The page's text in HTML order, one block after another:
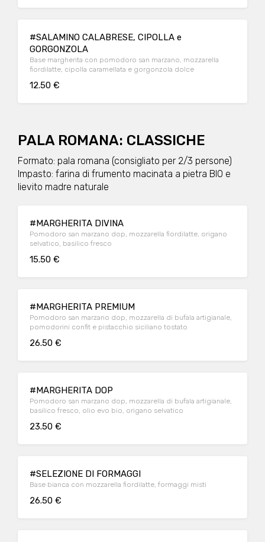
#SALAMINO CALABRESE, CIPOLLA e
GORGONZOLA
Base margherita con pomodoro san marzano, mozzarella
fiordilatte, cipolla caramellata e gorgonzola dolce
12.50 €
PALA ROMANA: CLASSICHE
Formato: pala romana (consigliato per 2/3 persone)
Impasto: farina di frumento macinata a pietra BIO e
lievito madre naturale
#MARGHERITA DIVINA
Pomodoro san marzano dop, mozzarella fiordilatte, origano
selvatico, basilico fresco
15.50 €
#MARGHERITA PREMIUM
Pomodoro san marzano dop, mozzarella di bufala artigianale,
pomodorini confit e pistacchio siciliano tostato
26.50 €
#MARGHERITA DOP
Pomodoro san marzano dop, mozzarella di bufala artigianale,
basilico fresco, olio evo bio, origano selvatico
23.50 €
#SELEZIONE DI FORMAGGI
Base bianca con mozzarella fiordilatte, formaggi misti
26.50 €